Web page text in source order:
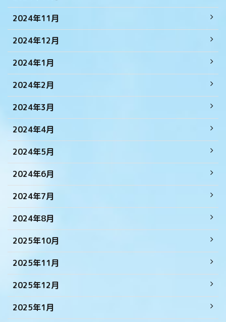
2024年11月
2024年12月
2024年1月
2024年2月
2024年3月
2024年4月
2024年5月
2024年6月
2024年7月
2024年8月
2025年10月
2025年11月
2025年12月
2025年1月